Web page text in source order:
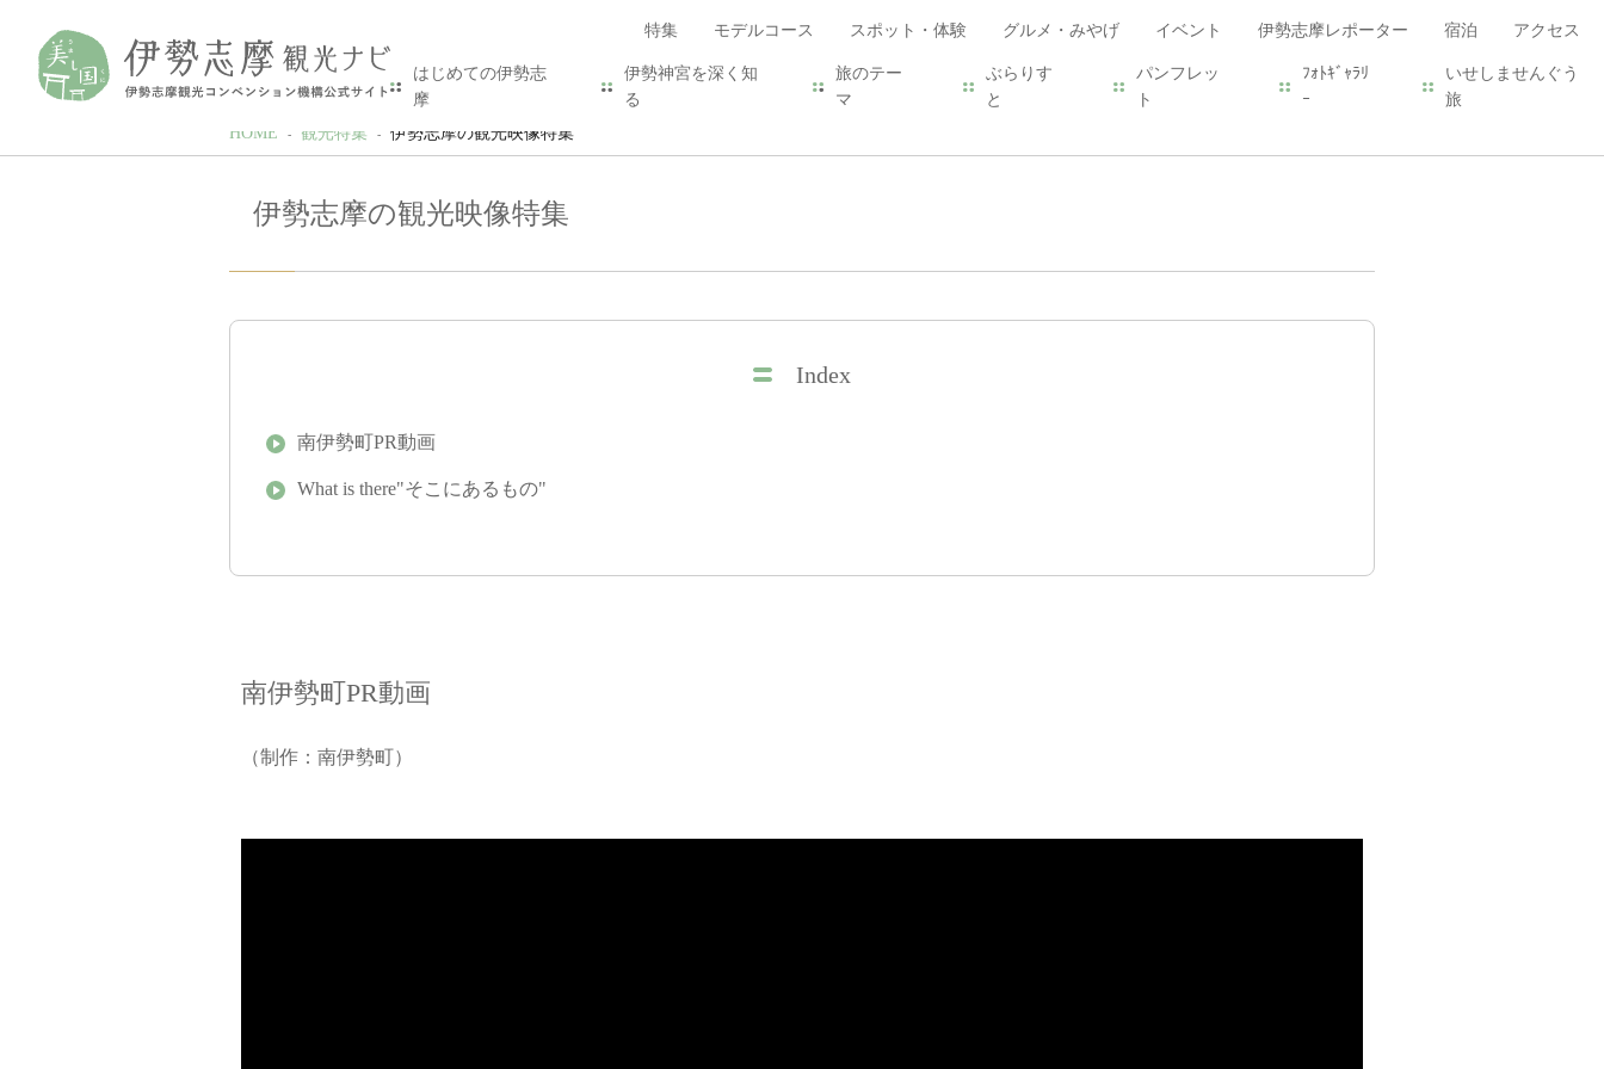
特集 モデルコース スポット・体験 グルメ・みやげ イベント 伊勢志摩レポーター 宿泊 アクセス
はじめての伊勢志
摩
伊勢神宮を深く知
る
旅のテー
マ
ぶらりす
と
パンフレッ
ト
ﾌｫﾄｷﾞｬﾗﾘ
ｰ
いせしませんぐう
旅
HOME
観光特集 伊勢志摩の観光映像特集
伊勢志摩の観光映像特集
Index
南伊勢町PR動画
What is there"そこにあるもの"
南伊勢町PR動画
（制作：南伊勢町）